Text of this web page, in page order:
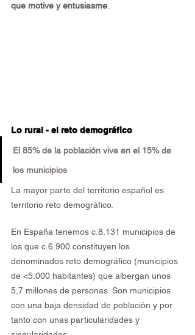
que motive y entusiasme
Lo rural - el reto demográfico
El 85% de la población vive en el 15% de
los municipios
La mayor parte del territorio español es
territorio reto demográfico.
En España tenemos c.8.131 municipios de
los que c.6.900 constituyen los
denominados reto demográfico (municipios
de <5.000 habitantes) que albergan unos
5,7 millones de personas. Son municipios
con una baja densidad de población y por
tanto con unas particularidades y